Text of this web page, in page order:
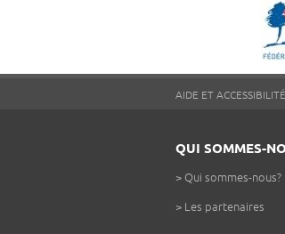
AIDE ET ACCESSIBILITÉ
QUI SOMMES-
> Qui sommes-nous?
> Les partenaires